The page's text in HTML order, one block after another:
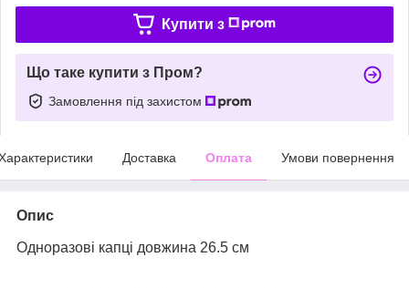
Купити з
Що таке купити з Пром?
Замовлення під захистом
Доставка Оплата Умови повернення
Опис
Одноразові капці довжина 26.5 см